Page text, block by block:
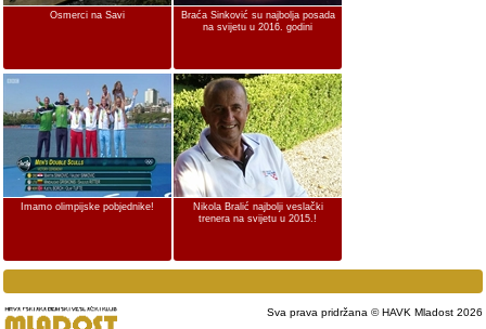
Osmerci na Savi
Braća Sinković su najbolja posada
na svijetu u 2016. godini
Imamo olimpijske pobjednike!
Nikola Bralić najbolji veslački
trenera na svijetu u 2015.!
Sva prava pridržana © HAVK Mladost 2026